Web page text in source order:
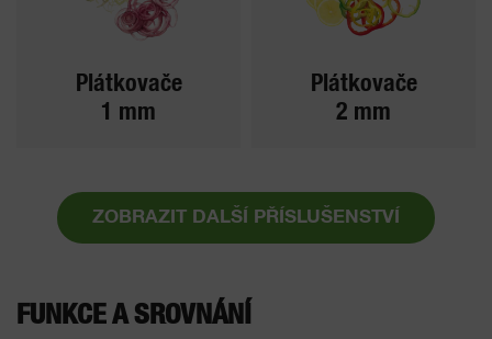
Plátkovače
1 mm
Plátkovače
2 mm
ZOBRAZIT DALŠÍ PŘÍSLUŠENSTVÍ
FUNKCE A SROVNÁNÍ